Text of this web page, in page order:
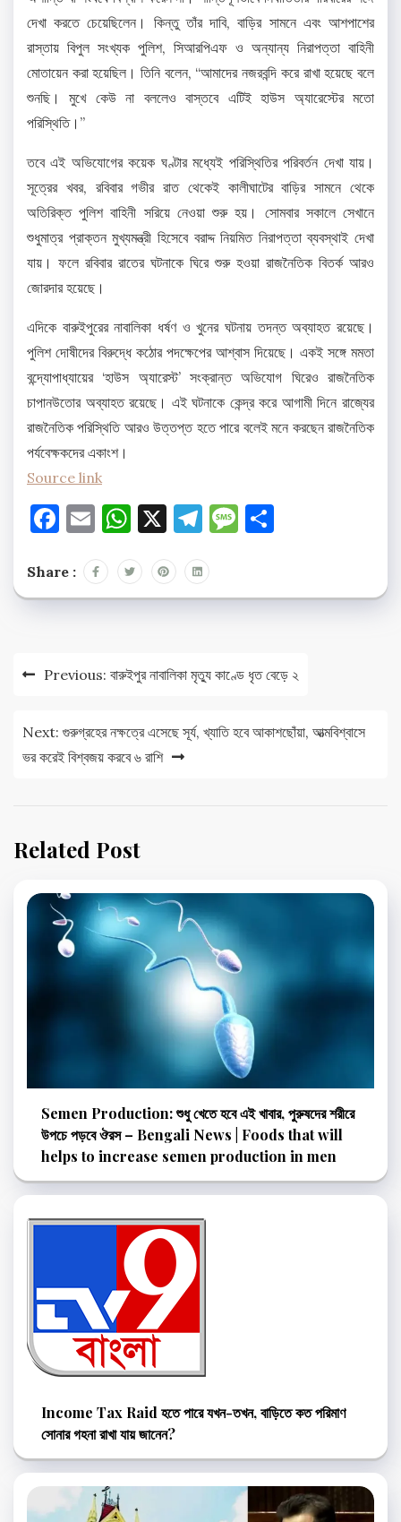
দেখা করতে চেয়েছিলেন। কিন্তু তাঁর দাবি, বাড়ির সামনে এবং আশপাশের
রাস্তায় বিপুল সংখ্যক পুলিশ, সিআরপিএফ ও অন্যান্য নিরাপত্তা বাহিনী
মোতায়েন করা হয়েছিল। তিনি বলেন, “আমাদের নজরবন্দি করে রাখা হয়েছে বলে
শুনছি। মুখে কেউ না বললেও বাস্তবে এটিই হাউস অ্যারেস্টের মতো
পরিস্থিতি।”
তবে এই অভিযোগের কয়েক ঘণ্টার মধ্যেই পরিস্থিতির পরিবর্তন দেখা যায়।
সূত্রের খবর, রবিবার গভীর রাত থেকেই কালীঘাটের বাড়ির সামনে থেকে
অতিরিক্ত পুলিশ বাহিনী সরিয়ে নেওয়া শুরু হয়। সোমবার সকালে সেখানে
শুধুমাত্র প্রাক্তন মুখ্যমন্ত্রী হিসেবে বরাদ্দ নিয়মিত নিরাপত্তা ব্যবস্থাই দেখা
যায়। ফলে রবিবার রাতের ঘটনাকে ঘিরে শুরু হওয়া রাজনৈতিক বিতর্ক আরও
জোরদার হয়েছে।
এদিকে বারুইপুরের নাবালিকা ধর্ষণ ও খুনের ঘটনায় তদন্ত অব্যাহত রয়েছে।
পুলিশ দোষীদের বিরুদ্ধে কঠোর পদক্ষেপের আশ্বাস দিয়েছে। একই সঙ্গে মমতা
বন্দ্যোপাধ্যায়ের ‘হাউস অ্যারেস্ট’ সংক্রান্ত অভিযোগ ঘিরেও রাজনৈতিক
চাপানউতোর অব্যাহত রয়েছে। এই ঘটনাকে কেন্দ্র করে আগামী দিনে রাজ্যের
রাজনৈতিক পরিস্থিতি আরও উত্তপ্ত হতে পারে বলেই মনে করছেন রাজনৈতিক
পর্যবেক্ষকদের একাংশ।
Source link
Facebook
EmailWhatsApp
X Telegram
Message
Share :
PostPrevious: বারুইপুর নাবালিকা মৃত্যু কাণ্ডে ধৃত বেড়ে ২
Next: গুরুগ্রহের নক্ষত্রে এসেছে সূর্য, খ্যাতি হবে আকাশছোঁয়া, আত্মবিশ্বাসে
ভর করেই বিশ্বজয় করবে ৬ রাশি
Related Post
Semen Production: শুধু খেতে হবে এই খাবার, পুরুষদের শরীরে
উপচে পড়বে ঔরস – Bengali News | Foods that will
helps to increase semen production in men
Income Tax Raid হতে পারে যখন-তখন, বাড়িতে কত পরিমাণ
সোনার গহনা রাখা যায় জানেন?